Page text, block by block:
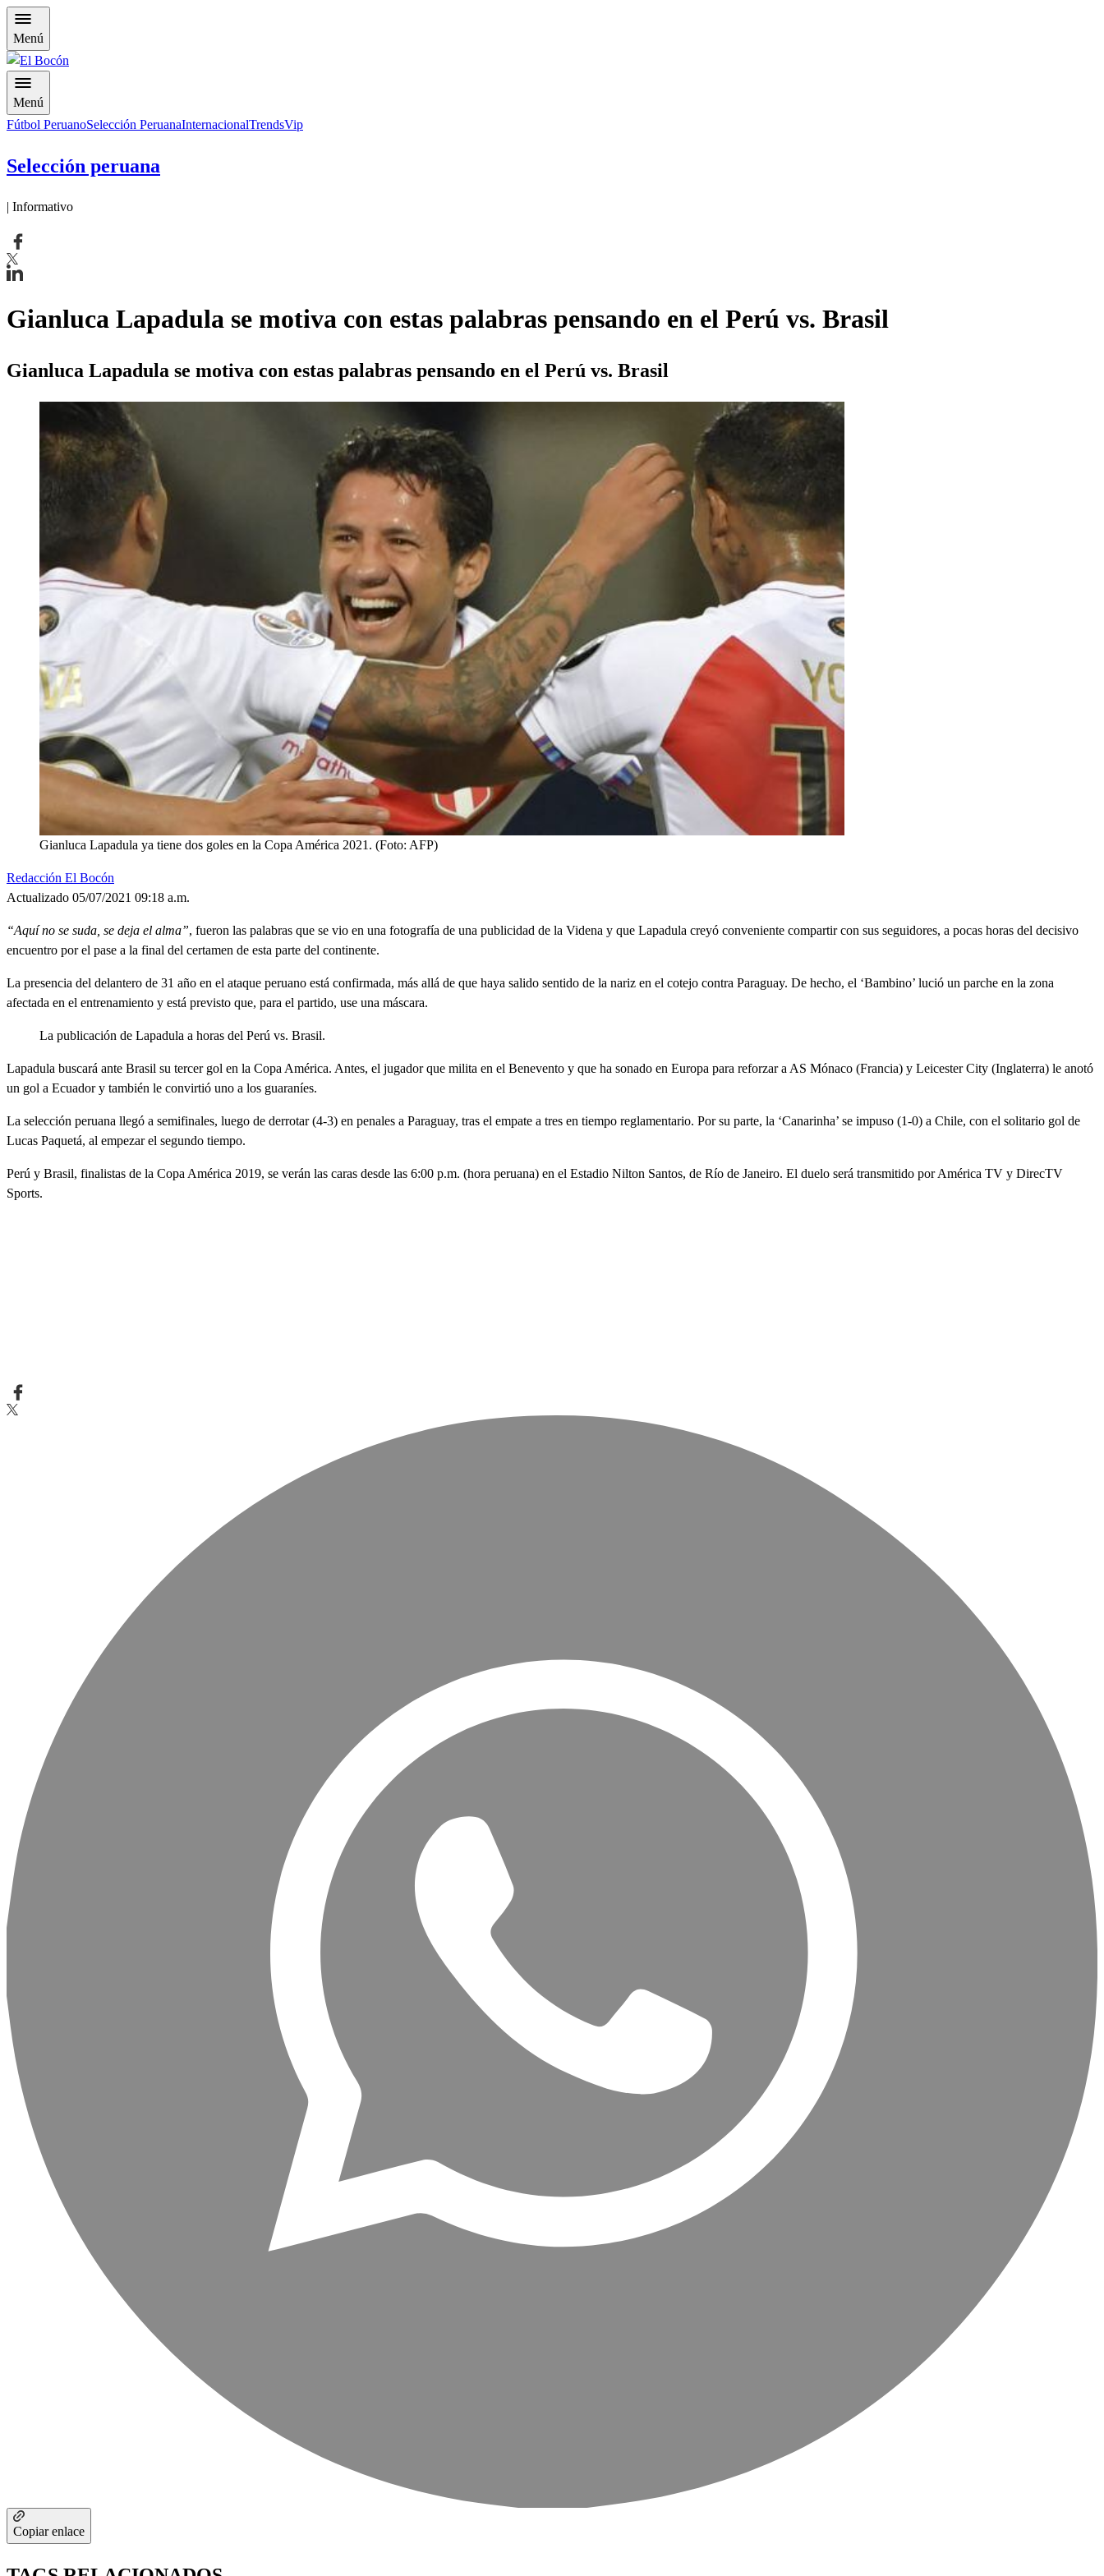
Menú
Menú
Fútbol PeruanoSelección PeruanaInternacionalTrendsVip
Selección peruana
| Informativo
Gianluca Lapadula se motiva con estas palabras pensando en el Perú vs. Brasil
Gianluca Lapadula se motiva con estas palabras pensando en el Perú vs. Brasil
Gianluca Lapadula ya tiene dos goles en la Copa América 2021. (Foto: AFP)
Redacción El Bocón
Actualizado 05/07/2021 09:18 a.m.
“Aquí no se suda, se deja el alma”, fueron las palabras que se vio en una fotografía de una publicidad de la Videna y que Lapadula creyó conveniente compartir con sus seguidores, a pocas horas del decisivo
encuentro por el pase a la final del certamen de esta parte del continente.
La presencia del delantero de 31 año en el ataque peruano está confirmada, más allá de que haya salido sentido de la nariz en el cotejo contra Paraguay. De hecho, el ‘Bambino’ lució un parche en la zona
afectada en el entrenamiento y está previsto que, para el partido, use una máscara.
La publicación de Lapadula a horas del Perú vs. Brasil.
Lapadula buscará ante Brasil su tercer gol en la Copa América. Antes, el jugador que milita en el Benevento y que ha sonado en Europa para reforzar a AS Mónaco (Francia) y Leicester City (Inglaterra) le anotó
un gol a Ecuador y también le convirtió uno a los guaraníes.
La selección peruana llegó a semifinales, luego de derrotar (4-3) en penales a Paraguay, tras el empate a tres en tiempo reglamentario. Por su parte, la ‘Canarinha’ se impuso (1-0) a Chile, con el solitario gol de
Lucas Paquetá, al empezar el segundo tiempo.
Perú y Brasil, finalistas de la Copa América 2019, se verán las caras desde las 6:00 p.m. (hora peruana) en el Estadio Nilton Santos, de Río de Janeiro. El duelo será transmitido por América TV y DirecTV
Sports.
Copiar enlace